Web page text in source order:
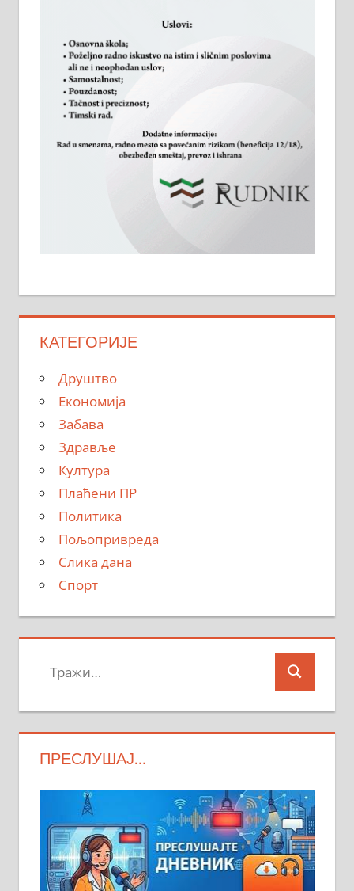
КАТЕГОРИЈЕ
Друштво
Економија
Забава
Здравље
Култура
Плаћени ПР
Политика
Пољопривреда
Слика дана
Спорт
Тражи:
Search
ПРЕСЛУШАЈ…